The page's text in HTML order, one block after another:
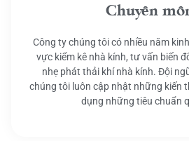
Chuyên
Công ty chúng tôi có nhiều năm
vực kiểm kê nhà kính, tư vấn biến
nhẹ phát thải khí nhà kính. Đội
chúng tôi luôn cập nhật những kiến
dụng những tiêu chuẩn